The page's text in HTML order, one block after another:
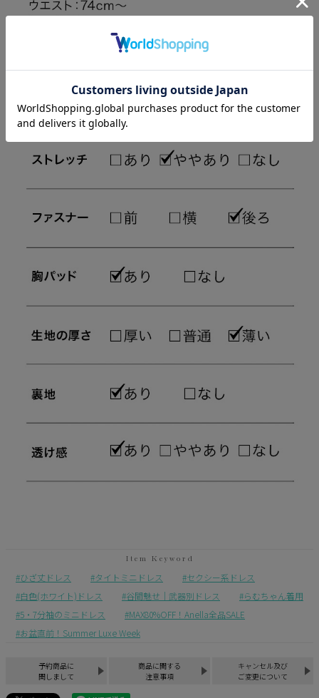
ひざ丈ドレス タイトミニドレス
セクシー系ドレス
白色(ホワイト)ドレス
谷間魅せ｜武器別ドレス
らむちゃん着用
5・7分袖のミニドレス
MAX80%OFF！Anella全品SALE
お盆直前！Summer Luxe Week
予約商品に
関しまして
商品に関する
注意事項
キャンセル及び
ご変更について